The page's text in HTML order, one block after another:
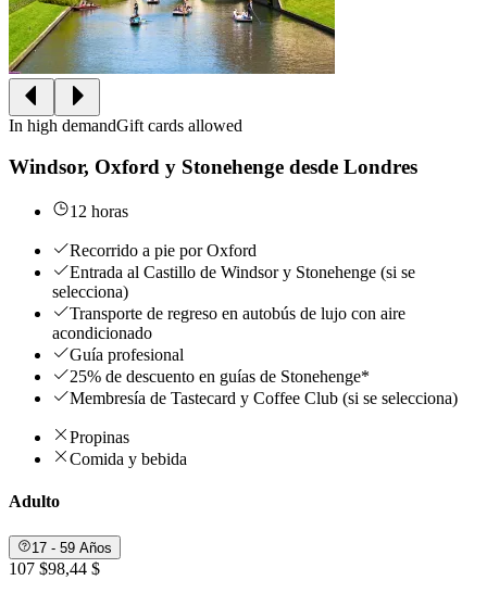
In high demandGift cards allowed
Windsor, Oxford y Stonehenge desde Londres
12 horas
Recorrido a pie por Oxford
Entrada al Castillo de Windsor y Stonehenge (si se
selecciona)
Transporte de regreso en autobús de lujo con aire
acondicionado
Guía profesional
25% de descuento en guías de Stonehenge*
Membresía de Tastecard y Coffee Club (si se selecciona)
Propinas
Comida y bebida
Adulto
17 - 59 Años
107 $98,44 $